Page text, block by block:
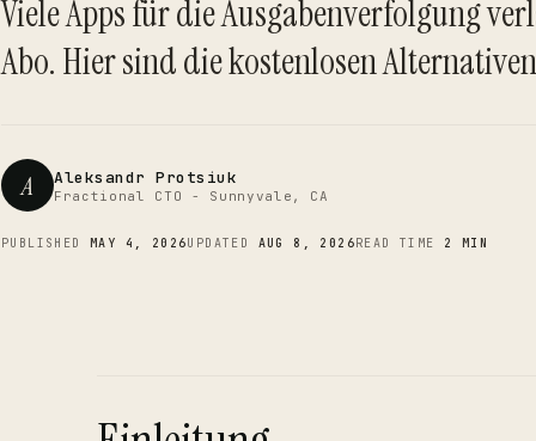
Viele Apps für die Ausgabenverfolgung
Abo. Hier sind die kostenlosen
A Aleksandr Protsiuk
Fractional CTO - Sunnyvale, CA
PUBLISHED MAY 4, 2026UPDATED AUG 8, 2026READ TIME 2 MIN